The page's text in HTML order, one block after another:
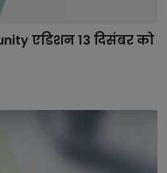
एडिशन 13 दिसंबर को